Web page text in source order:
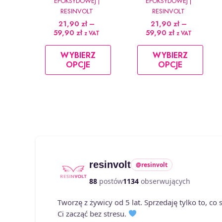
RESINVOLT
21,90zł –
59,90złZakres
od
21,90 zł
do
59,90 zł
z VAT
WYBIERZ
OPCJE
można
wybrać
stronie
produktu
RESINVOLT
21,90 zł –
59,90 złZakres
od
21,90 zł
do
59,90 zł
z VAT
WYBIERZ
OPCJE
można
na
stronie
resinvolt @resinvolt
88 postów1134 obserwujących
Tworzę z żywicy od 5 lat. Sprzedaję tylko to,
Ci zacząć bez stresu.